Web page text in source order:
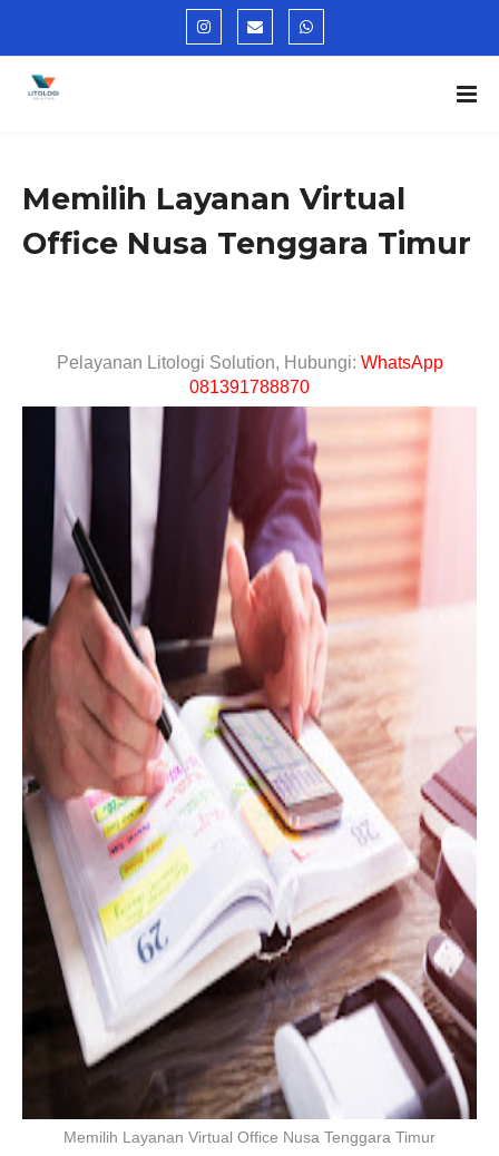
Memilih Layanan Virtual
Office Nusa Tenggara Timur
Pelayanan Litologi Solution, Hubungi: WhatsApp
081391788870
Memilih Layanan Virtual Office Nusa Tenggara Timur